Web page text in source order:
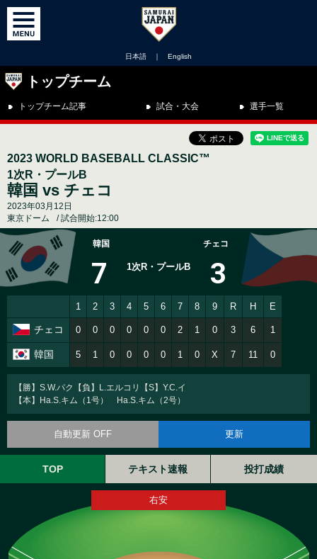
日本語 ｜ English
トップチーム
トップチーム記事 試合・大会 選手一覧
2023 WORLD BASEBALL CLASSIC™
1次R・プールB
韓国 vs チェコ
2023年03月12日
東京ドーム
試合開始:12:00
韓国
7 1次R・プールB
チェコ
3
1 2 3 4 5 6 7 8 9 R H E
チェコ 0 0 0 0 0 0 2 1 0 3 6 1
韓国 5 1 0 0 0 0 1 0 X 7 11 0
【勝】S.W.パク【負】L.エルコリ【S】Y.C.イ
【本】Ha.S.キム（1号） Ha.S.キム（2号）
自動更新 OFF 更新
TOP テキスト速報 投打成績